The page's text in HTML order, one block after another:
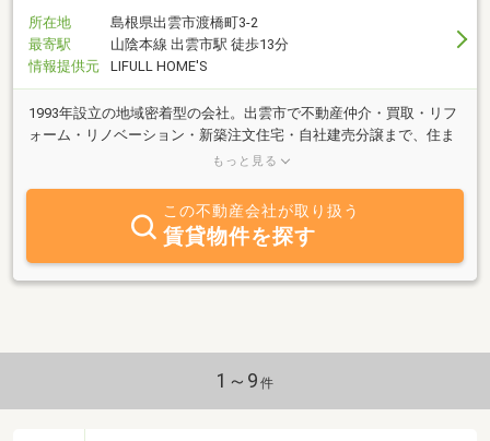
所在地
島根県出雲市渡橋町3-2
最寄駅
山陰本線 出雲市駅 徒歩13分
情報提供元
LIFULL HOME'S
1993年設立の地域密着型の会社。出雲市で不動産仲介・買取・リフ
ォーム・リノベーション・新築注文住宅・自社建売分譲まで、住ま
いのすべてをトータルサポート。不動産のことはハウスドゥ出雲へ
もっと見る
この不動産会社が取り扱う
賃貸物件を探す
1～9 件